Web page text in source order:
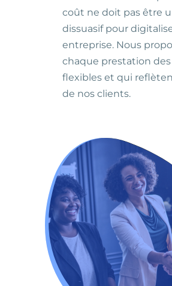
coût ne doit pas être
dissuasif pour
entreprise. Nous
chaque prestation
flexibles et qui
de nos clients.